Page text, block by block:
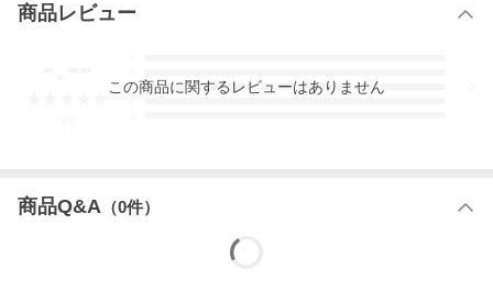
商品レビュー
3
この商品に関するレビューはありません
商品Q&A （0件）